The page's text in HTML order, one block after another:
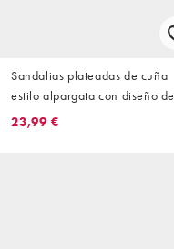
Sandalias plateadas de cuña
estilo alpargata con diseño de
tiras de SEQWL
23,99 €